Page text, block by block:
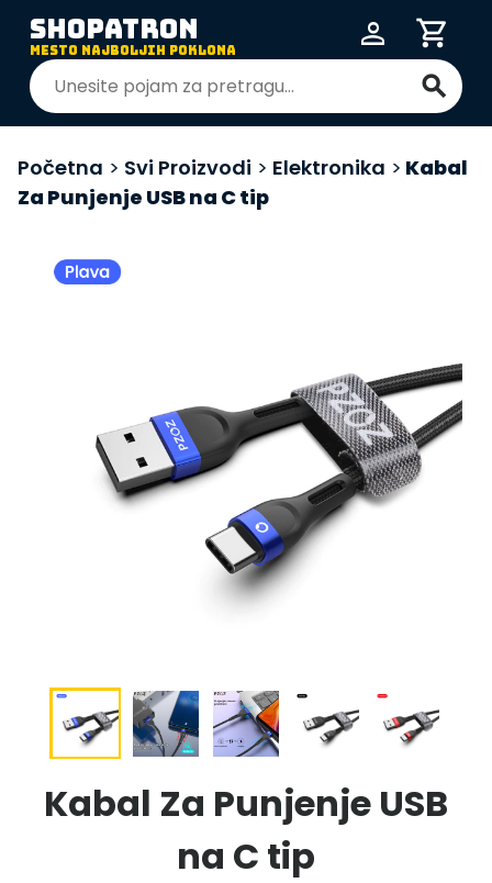
SHOPATRON
MESTO NAJBOLJIH POKLONA
search
person shopping_cart
Početna > Svi Proizvodi > Elektronika > Kabal
Za Punjenje USB na C tip
Kabal Za Punjenje USB
na C tip